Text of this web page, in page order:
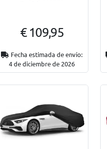
€ 109,95
Fecha estimada de envío:
4 de diciembre de 2026